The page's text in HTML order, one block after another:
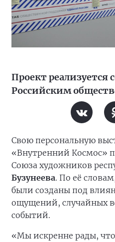
Проект реализуется
Российским
Свою персональную
«Внутренний Космос»
Союза художников
Бузунеева. По её
были созданы под
ощущений, случайных
событий.
«Мы искренне рады,